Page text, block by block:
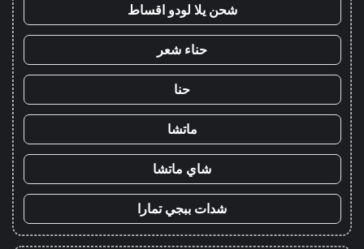
شحن يلا لودو اقساط
حناء شعر
حنا
ماتشا
شاي ماتشا
شدات ببجي تمارا